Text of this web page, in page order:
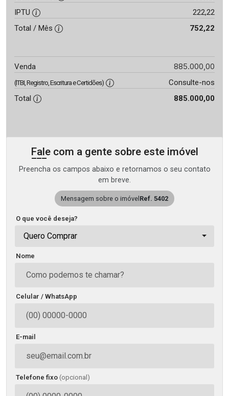
IPTU
222,22
Total / Mês
752,22
Venda 885.000,00
(ITBI, Registro, Escritura e Certidões)
Consulte-nos
Total
885.000,00
Fale com a gente sobre este imóvel
Preencha os campos abaixo e retornamos o seu contato
em breve.
Mensagem sobre o imóvel Ref. 5402
O que você deseja?
Quero Comprar
Nome
Celular / WhatsApp
E-mail
Telefone fixo (opcional)